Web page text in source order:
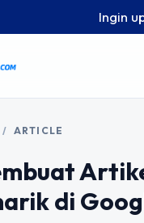
Ingin
/ ARTICLE
di